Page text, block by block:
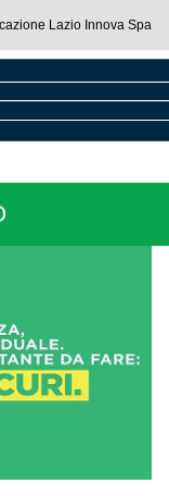
Lazio Innova Spa